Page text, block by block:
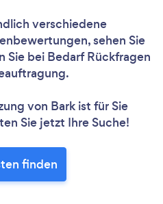
verschiedene
sehen Sie
Sie bei Bedarf Rückfragen
von Bark ist für Sie
Sie jetzt Ihre Suche!
finden